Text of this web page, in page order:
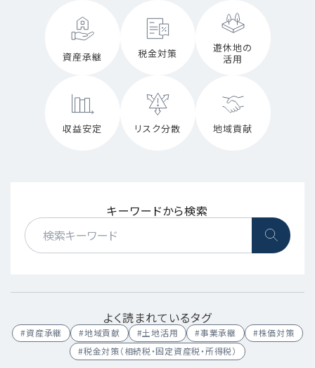
資産承継 税金対策
遊休地の
活用
収益安定 リスク分散 地域貢献
キーワードから検索
よく読まれているタグ
#資産承継 #地域貢献 #土地活用 #事業承継
#株価対策
#税金対策（相続税・固定資産税・所得税）